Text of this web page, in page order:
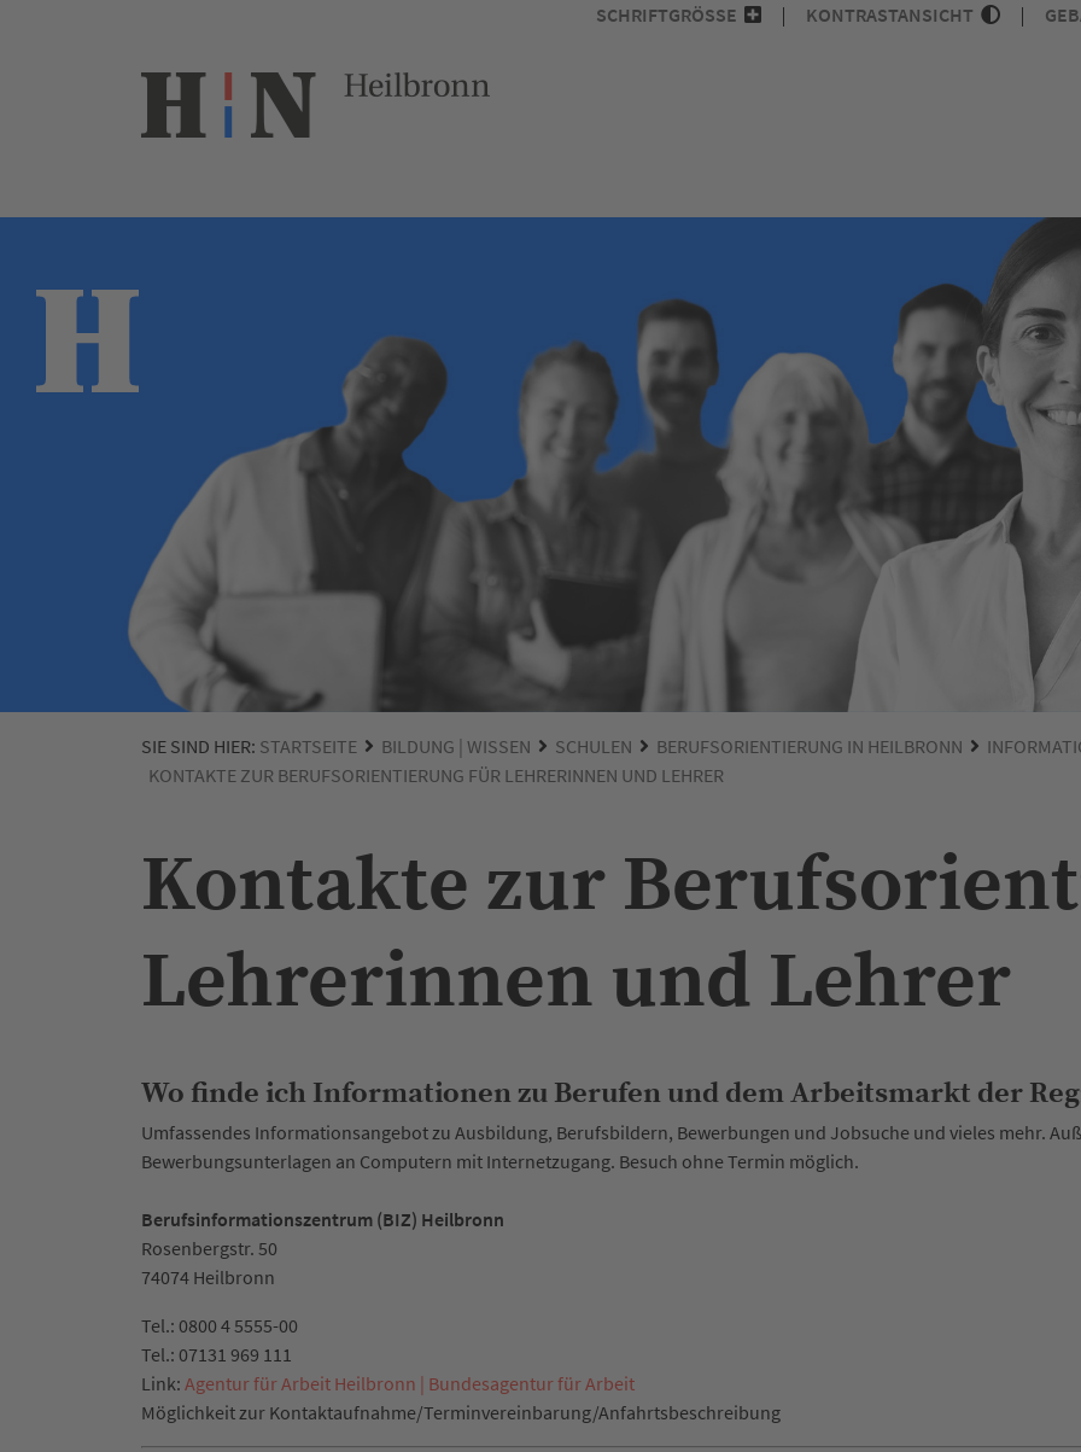
SCHRIFTGRÖSSE KONTRASTANSICHT
SIE SIND HIER: STARTSEITE BILDUNG | WISSEN SCHULEN BERUFSORIENTIERUNG IN HEILBRONN
KONTAKTE ZUR BERUFSORIENTIERUNG FÜR LEHRERINNEN UND LEHRER
Kontakte zur
Lehrerinnen und Lehrer
Wo finde ich Informationen zu Berufen und dem Arbeitsmarkt der
Umfassendes Informationsangebot zu Ausbildung, Berufsbildern, Bewerbungen und Jobsuche und vieles mehr.
Bewerbungsunterlagen an Computern mit Internetzugang. Besuch ohne Termin möglich.
Berufsinformationszentrum (BIZ) Heilbronn
Rosenbergstr. 50
74074 Heilbronn
Tel.: 0800 4 5555-00
Tel.: 07131 969 111
Link: Agentur für Arbeit Heilbronn | Bundesagentur für Arbeit
Möglichkeit zur Kontaktaufnahme/Terminvereinbarung/Anfahrtsbeschreibung